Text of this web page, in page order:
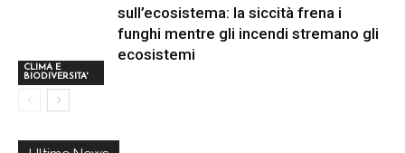
CLIMA E
BIODIVERSITA'
sull’ecosistema: la siccità frena i
funghi mentre gli incendi stremano gli
ecosistemi